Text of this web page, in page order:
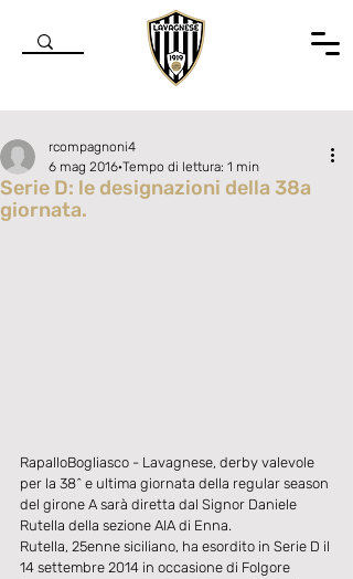
Serie D: le designazioni della 38a
giornata.
rcompagnoni4
6 mag 2016 Tempo di lettura: 1 min
RapalloBogliasco - Lavagnese, derby valevole
per la 38^ e ultima giornata della regular season
del girone A sarà diretta dal Signor Daniele
Rutella della sezione AIA di Enna.
Rutella, 25enne siciliano, ha esordito in Serie D il
14 settembre 2014 in occasione di Folgore